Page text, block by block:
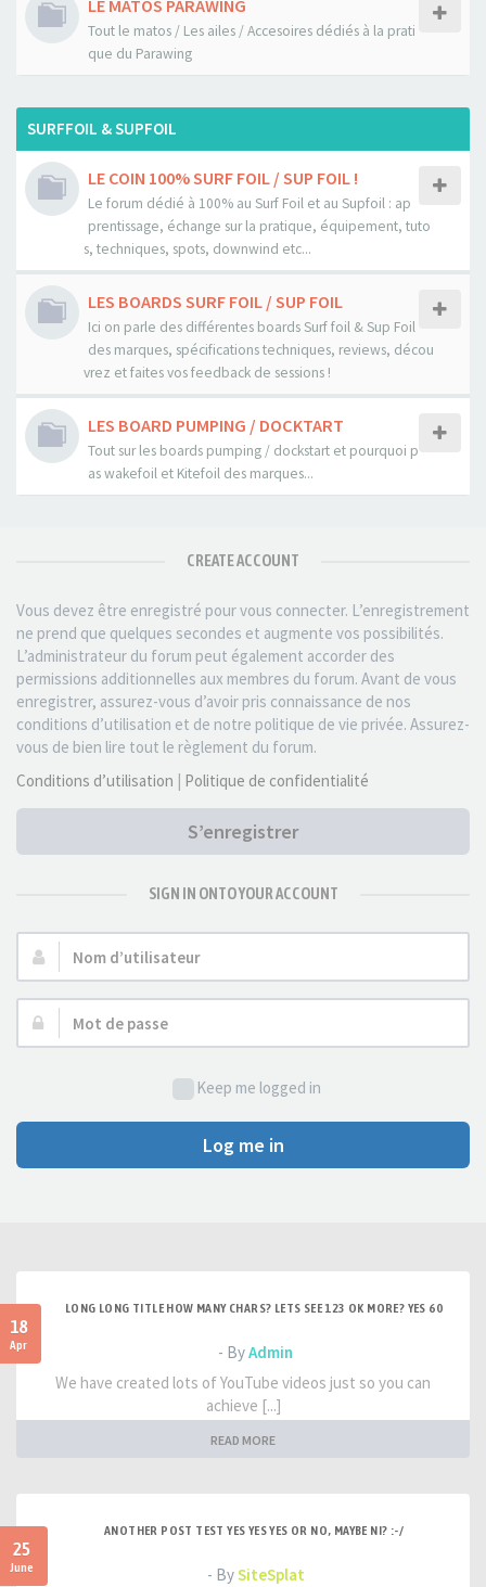
LE MATOS PARAWING
Tout le matos / Les ailes / Accesoires dédiés à la prati
que du Parawing
SURFFOIL & SUPFOIL
LE COIN 100% SURF FOIL / SUP FOIL !
Le forum dédié à 100% au Surf Foil et au Supfoil : ap
prentissage, échange sur la pratique, équipement, tuto
s, techniques, spots, downwind etc...
LES BOARDS SURF FOIL / SUP FOIL
Ici on parle des différentes boards Surf foil & Sup Foil
des marques, spécifications techniques, reviews, décou
vrez et faites vos feedback de sessions !
LES BOARD PUMPING / DOCKTART
Tout sur les boards pumping / dockstart et pourquoi p
as wakefoil et Kitefoil des marques...
CREATE ACCOUNT
Vous devez être enregistré pour vous connecter. L’enregistrement
ne prend que quelques secondes et augmente vos possibilités.
L’administrateur du forum peut également accorder des
permissions additionnelles aux membres du forum. Avant de vous
enregistrer, assurez-vous d’avoir pris connaissance de nos
conditions d’utilisation et de notre politique de vie privée. Assurez-
vous de bien lire tout le règlement du forum.
Conditions d’utilisation | Politique de confidentialité
S’enregistrer
SIGN IN ONTO YOUR ACCOUNT
Nom
d’utilisateur :
Mot
de
Keep me logged in
Log me in
18
Apr
LONG LONG TITLE HOW MANY CHARS? LETS SEE 123 OK MORE? YES 60
- ByAdmin
We have created lots of YouTube videos just so you can
achieve [...]
READ MORE
25
June
ANOTHER POST TEST YES YES YES OR NO, MAYBE NI? :-/
- BySiteSplat